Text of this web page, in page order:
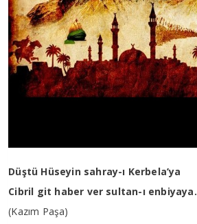
Düştü Hüseyin sahray-ı Kerbela’ya
Cibril git haber ver sultan-ı enbiyaya.
(Kazım Paşa)